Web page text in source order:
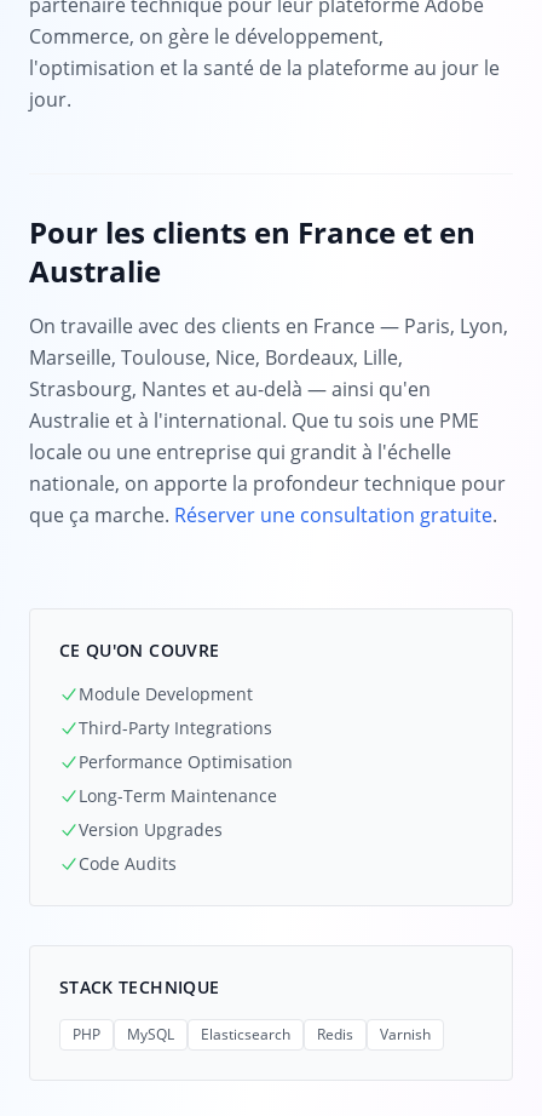
Commerce, on gère le développement,
l'optimisation et la santé de la plateforme au jour le
jour.
Pour les clients en France et en
Australie
On travaille avec des clients en France — Paris, Lyon,
Marseille, Toulouse, Nice, Bordeaux, Lille,
Strasbourg, Nantes et au-delà — ainsi qu'en
Australie et à l'international. Que tu sois une PME
locale ou une entreprise qui grandit à l'échelle
nationale, on apporte la profondeur technique pour
que ça marche. Réserver une consultation gratuite.
CE QU'ON COUVRE
Module Development
Third-Party Integrations
Performance Optimisation
Long-Term Maintenance
Version Upgrades
Code Audits
STACK TECHNIQUE
PHP MySQL Elasticsearch Redis Varnish